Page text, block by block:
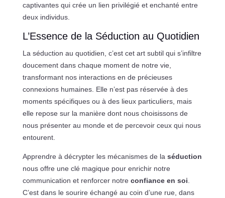
captivantes qui crée un lien privilégié et enchanté entre
deux individus.
L’Essence de la Séduction au Quotidien
La séduction au quotidien, c’est cet art subtil qui s’infiltre
doucement dans chaque moment de notre vie,
transformant nos interactions en de précieuses
connexions humaines. Elle n’est pas réservée à des
moments spécifiques ou à des lieux particuliers, mais
elle repose sur la manière dont nous choisissons de
nous présenter au monde et de percevoir ceux qui nous
entourent.
Apprendre à décrypter les mécanismes de la séduction
nous offre une clé magique pour enrichir notre
communication et renforcer notre confiance en soi
C’est dans le sourire échangé au coin d’une rue, dans